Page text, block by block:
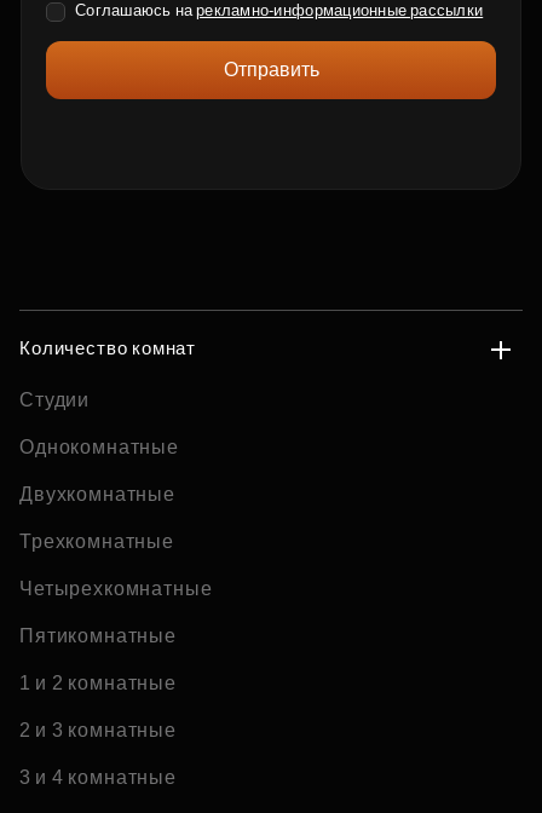
Соглашаюсь нарекламно-информационные рассылки
Отправить
Количество комнат
Студии
Однокомнатные
Двухкомнатные
Трехкомнатные
Четырехкомнатные
Пятикомнатные
1 и 2 комнатные
2 и 3 комнатные
3 и 4 комнатные